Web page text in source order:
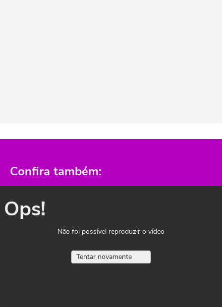
Confira também:
Ops!
Não foi possível reproduzir o vídeo
Tentar novamente